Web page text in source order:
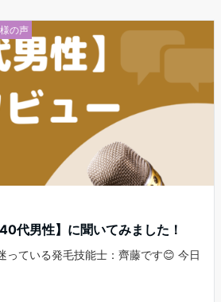
の声
代男性】に聞いてみました！
っている発毛技能士：齊藤です😊 今日